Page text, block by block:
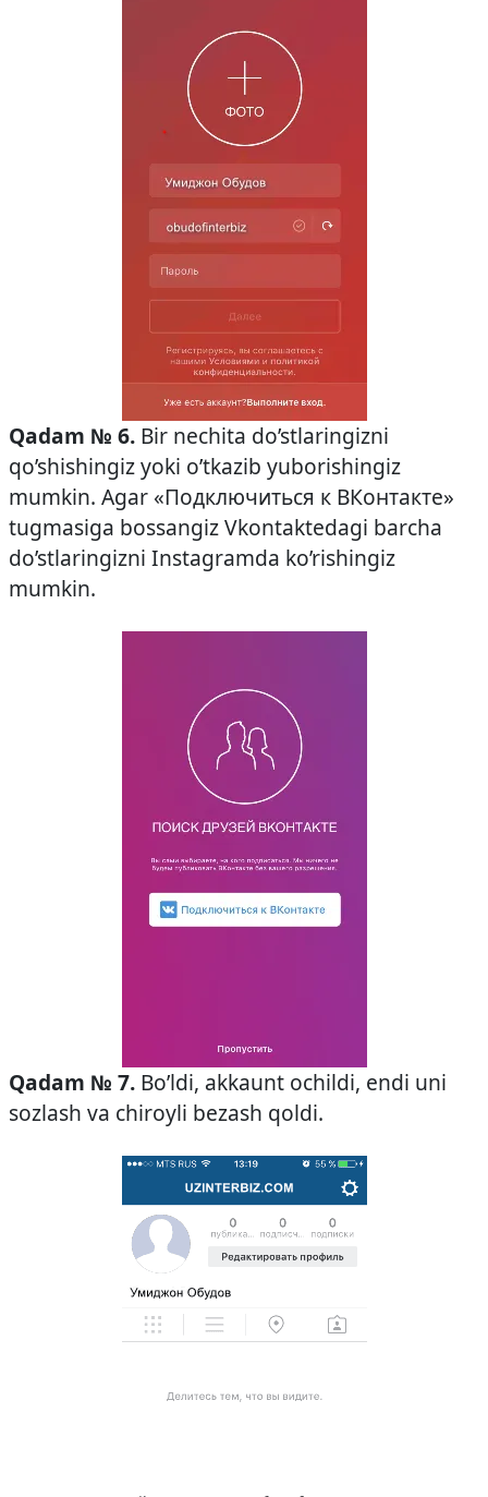
Qadam № 6. Bir nechita do’stlaringizni
qo’shishingiz yoki o’tkazib yuborishingiz
mumkin. Agar «Подключиться к ВКонтакте»
tugmasiga bossangiz Vkontaktedagi barcha
do’stlaringizni Instagramda ko’rishingiz
mumkin.
Qadam № 7. Bo’ldi, akkaunt ochildi, endi uni
sozlash va chiroyli bezash qoldi.